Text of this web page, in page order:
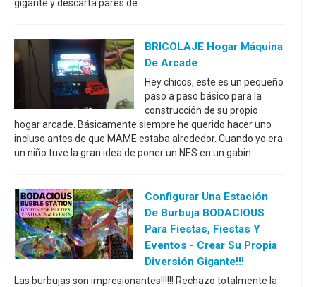
gigante y descarta pares de
BRICOLAJE Hogar Máquina
De Arcade
Hey chicos, este es un pequeño
paso a paso básico para la
construcción de su propio
hogar arcade. Básicamente siempre he querido hacer uno
incluso antes de que MAME estaba alrededor. Cuando yo era
un niño tuve la gran idea de poner un NES en un gabin
Configurar Una Estación
De Burbuja BODACIOUS
Para Fiestas, Fiestas Y
Eventos - Crear Su Propia
Diversión Gigante!!!
Las burbujas son impresionantes!!!!!! Rechazo totalmente la